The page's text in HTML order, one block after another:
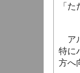
「
ア
特に
方へ